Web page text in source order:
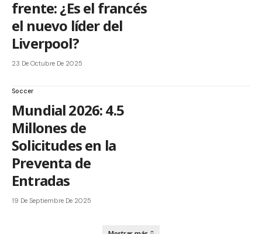
frente: ¿Es el francés
el nuevo líder del
Liverpool?
23 De Octubre De 2025
Soccer
Mundial 2026: 4.5
Millones de
Solicitudes en la
Preventa de
Entradas
19 De Septiembre De 2025